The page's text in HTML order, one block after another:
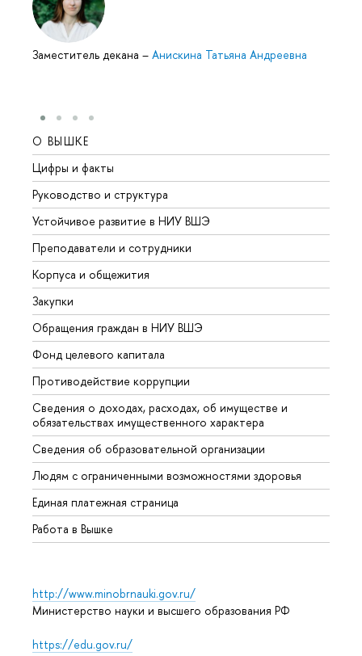
Заместитель декана – Анискина Татьяна Андреевна
О ВЫШКЕ
Цифры и факты
Руководство и структура
Устойчивое развитие в НИУ ВШЭ
Преподаватели и сотрудники
Корпуса и общежития
Закупки
Обращения граждан в НИУ ВШЭ
Фонд целевого капитала
Противодействие коррупции
Сведения о доходах, расходах, об имуществе и
обязательствах имущественного характера
Сведения об образовательной организации
Людям с ограниченными возможностями здоровья
Единая платежная страница
Работа в Вышке
http://www.minobrnauki.gov.ru/
Министерство науки и высшего образования РФ
https://edu.gov.ru/